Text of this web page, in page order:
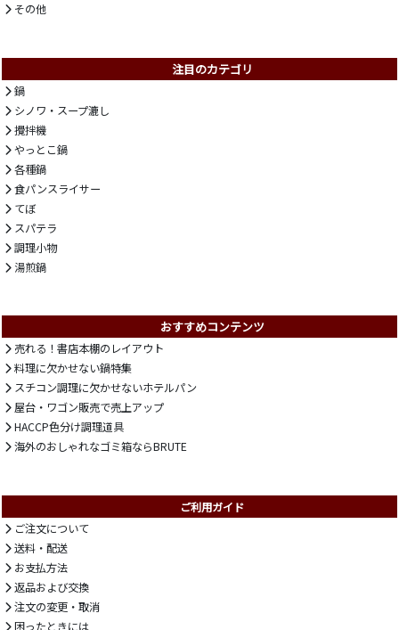
その他
注目のカテゴリ
鍋
シノワ・スープ漉し
攪拌機
やっとこ鍋
各種鍋
食パンスライサー
てぼ
スパテラ
調理小物
湯煎鍋
おすすめコンテンツ
売れる！書店本棚のレイアウト
料理に欠かせない鍋特集
スチコン調理に欠かせないホテルパン
屋台・ワゴン販売で売上アップ
HACCP色分け調理道具
海外のおしゃれなゴミ箱ならBRUTE
ご利用ガイド
ご注文について
送料・配送
お支払方法
返品および交換
注文の変更・取消
困ったときには